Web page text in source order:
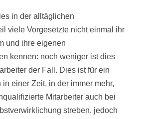
in der alltäglichen
viele Vorgesetzte nicht einmal ihr
und ihre eigenen
kennen: noch weniger ist dies
der Fall. Dies ist für ein
einer Zeit, in der immer mehr,
Mitarbeiter auch bei
streben, jedoch